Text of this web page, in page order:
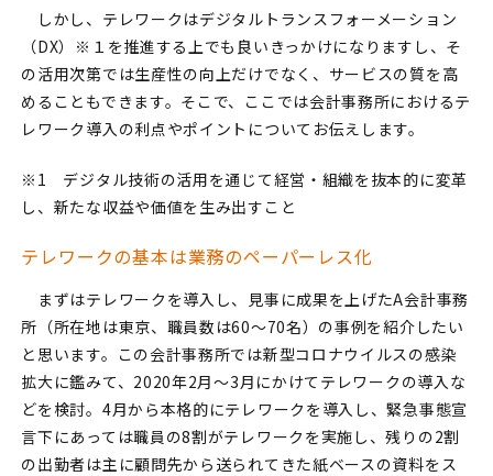
しかし、テレワークはデジタルトランスフォーメーション
（DX）※１を推進する上でも良いきっかけになりますし、そ
の活用次第では生産性の向上だけでなく、サービスの質を高
めることもできます。そこで、ここでは会計事務所におけるテ
レワーク導入の利点やポイントについてお伝えします。
※1 デジタル技術の活用を通じて経営・組織を抜本的に変革
し、新たな収益や価値を生み出すこと
テレワークの基本は業務のペーパーレス化
まずはテレワークを導入し、見事に成果を上げたA会計事務
所（所在地は東京、職員数は60～70名）の事例を紹介したい
と思います。この会計事務所では新型コロナウイルスの感染
拡大に鑑みて、2020年2月～3月にかけてテレワークの導入な
どを検討。4月から本格的にテレワークを導入し、緊急事態宣
言下にあっては職員の8割がテレワークを実施し、残りの2割
の出勤者は主に顧問先から送られてきた紙ベースの資料をス